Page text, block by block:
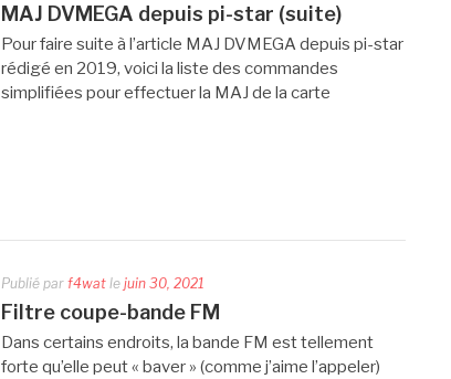
MAJ DVMEGA depuis pi-star (suite)
Pour faire suite à l’article MAJ DVMEGA depuis pi-star
rédigé en 2019, voici la liste des commandes
simplifiées pour effectuer la MAJ de la carte
Publié par f4wat le juin 30, 2021
Filtre coupe-bande FM
Dans certains endroits, la bande FM est tellement
forte qu’elle peut « baver » (comme j’aime l’appeler)